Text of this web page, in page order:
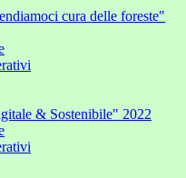
cura delle foreste"
& Sostenibile" 2022